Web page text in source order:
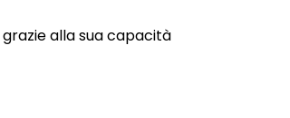
alla sua capacità